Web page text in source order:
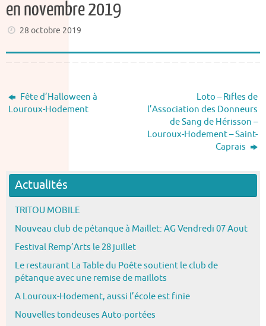
en novembre 2019
28 octobre 2019
Fête d’Halloween à
Louroux-Hodement
Loto – Rifles de
l’Association des Donneurs
de Sang de Hérisson –
Louroux-Hodement – Saint-
Caprais
Actualités
TRITOU MOBILE
Nouveau club de pétanque à Maillet: AG Vendredi 07 Aout
Festival Remp’Arts le 28 juillet
Le restaurant La Table du Poête soutient le club de
pétanque avec une remise de maillots
A Louroux-Hodement, aussi l’école est finie
Nouvelles tondeuses Auto-portées